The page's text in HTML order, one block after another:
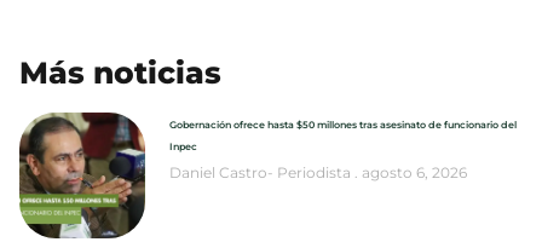
Más noticias
Gobernación ofrece hasta $50 millones tras asesinato de funcionario del
Inpec
Daniel Castro- Periodista agosto 6, 2026